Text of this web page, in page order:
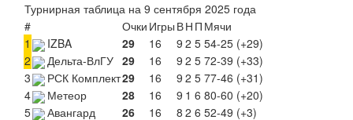
Турнирная таблица на 9 сентября 2025 года
#
Очки Игры ВН П Мячи
1
IZBA 29 16 9 2 5 54-25 (+29)
2
Дельта-ВлГУ 29 16 9 2 5 72-39 (+33)
3
РСК Комплект29 16 9 2 5 77-46 (+31)
4
Метеор 28 16 9 1 6 80-60 (+20)
5
Авангард 26 16 8 2 6 52-49 (+3)